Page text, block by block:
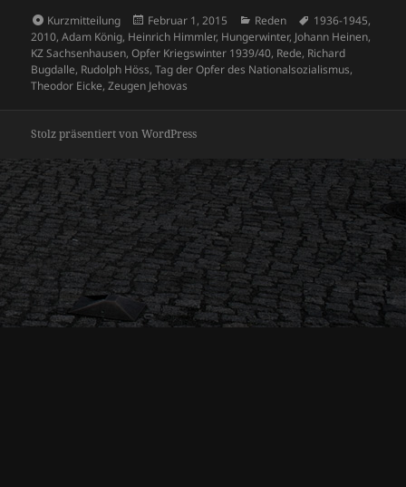
Format
Kurzmitteilung
Veröffentlicht
am
Februar 1, 2015 Kategorien
Reden Schlagwörter
1936-1945,
2010,Adam König, Heinrich Himmler, Hungerwinter, Johann Heinen,
KZ Sachsenhausen,Opfer Kriegswinter 1939/40, Rede, Richard
Bugdalle, Rudolph Höss,Tag der Opfer des Nationalsozialismus,
Theodor Eicke,Zeugen Jehovas
Stolz präsentiert von WordPress